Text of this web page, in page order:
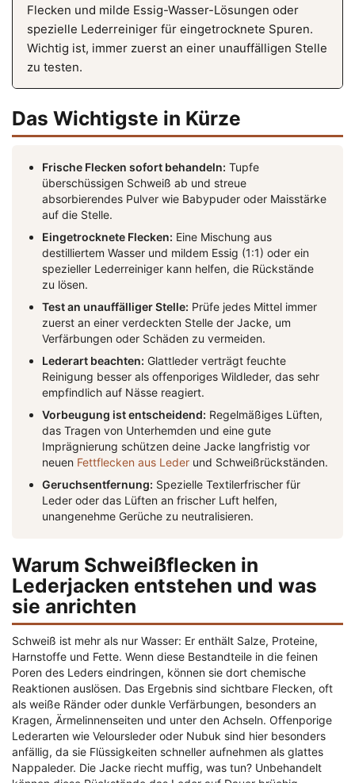
Flecken und milde Essig-Wasser-Lösungen oder
spezielle Lederreiniger für eingetrocknete Spuren.
Wichtig ist, immer zuerst an einer unauffälligen Stelle
zu testen.
Das Wichtigste in Kürze
Frische Flecken sofort behandeln: Tupfe
überschüssigen Schweiß ab und streue
absorbierendes Pulver wie Babypuder oder Maisstärke
auf die Stelle.
Eingetrocknete Flecken: Eine Mischung aus
destilliertem Wasser und mildem Essig (1:1) oder ein
spezieller Lederreiniger kann helfen, die Rückstände
zu lösen.
Test an unauffälliger Stelle: Prüfe jedes Mittel immer
zuerst an einer verdeckten Stelle der Jacke, um
Verfärbungen oder Schäden zu vermeiden.
Lederart beachten: Glattleder verträgt feuchte
Reinigung besser als offenporiges Wildleder, das sehr
empfindlich auf Nässe reagiert.
Vorbeugung ist entscheidend: Regelmäßiges Lüften,
das Tragen von Unterhemden und eine gute
Imprägnierung schützen deine Jacke langfristig vor
neuen Fettflecken aus Leder und Schweißrückständen.
Geruchsentfernung: Spezielle Textilerfrischer für
Leder oder das Lüften an frischer Luft helfen,
unangenehme Gerüche zu neutralisieren.
Warum Schweißflecken in
Lederjacken entstehen und was
sie anrichten
Schweiß ist mehr als nur Wasser: Er enthält Salze, Proteine,
Harnstoffe und Fette. Wenn diese Bestandteile in die feinen
Poren des Leders eindringen, können sie dort chemische
Reaktionen auslösen. Das Ergebnis sind sichtbare Flecken, oft
als weiße Ränder oder dunkle Verfärbungen, besonders an
Kragen, Ärmelinnenseiten und unter den Achseln. Offenporige
Lederarten wie Veloursleder oder Nubuk sind hier besonders
anfällig, da sie Flüssigkeiten schneller aufnehmen als glattes
Nappaleder. Die Jacke riecht muffig, was tun? Unbehandelt